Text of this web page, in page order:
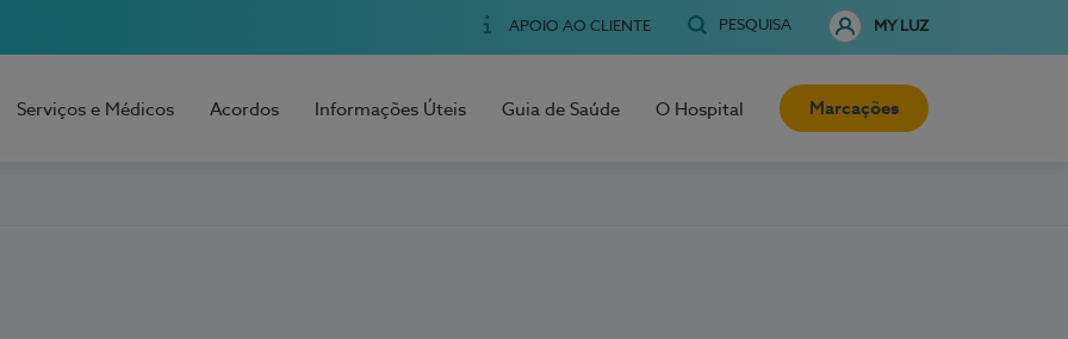
APOIO AO CLIENTE PESQUISA MY LUZ
Serviços e Médicos Acordos Informações Úteis Guia de Saúde O Hospital Marcações